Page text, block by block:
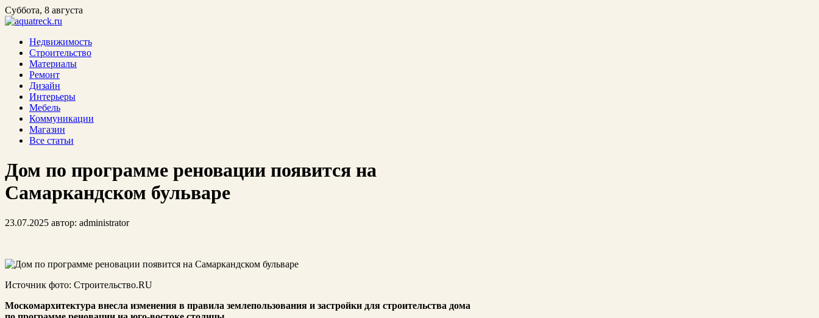
Суббота, 8 августа
Недвижимость
Строительство
Материалы
Ремонт
Дизайн
Интерьеры
Мебель
Коммуникации
Магазин
Все статьи
Дом по программе реновации появится на
Самаркандском бульваре
23.07.2025 автор: administrator
Источник фото: Строительство.RU
Москомархитектура внесла изменения в правила землепользования и застройки для строительства дома